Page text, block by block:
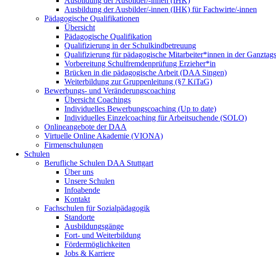
Ausbildung der Ausbilder/-innen (IHK) für Fachwirte/-innen
Pädagogische Qualifikationen
Übersicht
Pädagogische Qualifikation
Qualifizierung in der Schulkindbetreuung
Qualifizierung für pädagogische Mitarbeiter*innen in der
Vorbereitung Schulfremdenprüfung Erzieher*in
Brücken in die pädagogische Arbeit (DAA Singen)
Weiterbildung zur Gruppenleitung (§7 KiTaG)
Bewerbungs- und Veränderungscoaching
Übersicht Coachings
Individuelles Bewerbungscoaching (Up to date)
Individuelles Einzelcoaching für Arbeitsuchende (SOLO)
Onlineangebote der DAA
Virtuelle Online Akademie (VIONA)
Firmenschulungen
Schulen
Berufliche Schulen DAA Stuttgart
Über uns
Unsere Schulen
Infoabende
Kontakt
Fachschulen für Sozialpädagogik
Standorte
Ausbildungsgänge
Fort- und Weiterbildung
Fördermöglichkeiten
Jobs & Karriere